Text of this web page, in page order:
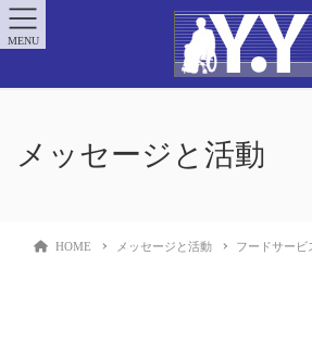
メッセージと活動
HOME メッセージと活動 フードサービ
MENU